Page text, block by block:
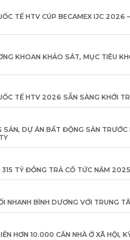
TẾ HTV CÚP BECAMEX IJC 2026
KHOAN KHẢO SÁT, MỤC TIÊU
TẾ HTV 2026 SẴN SÀNG KHỞI
DỰ ÁN BẤT ĐỘNG SẢN
315 TỶ ĐỒNG TRẢ CỔ TỨC NĂM 2025
NHANH BÌNH DƯƠNG VỚI TRUNG
HƠN 10.000 CĂN NHÀ Ở XÃ HỘI,